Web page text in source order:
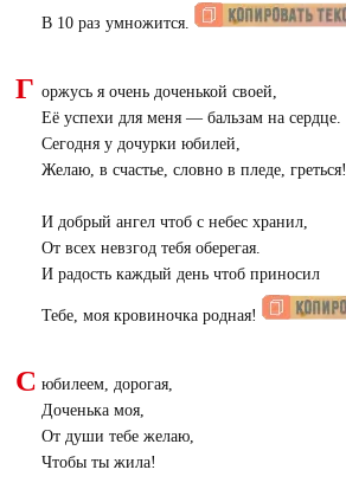
В 10 раз умножится.
Г оржусь я очень доченькой своей,
Её успехи для меня — бальзам на сердце.
Сегодня у дочурки юбилей,
Желаю, в счастье, словно в пледе, греться!
И добрый ангел чтоб с небес хранил,
От всех невзгод тебя оберегая.
И радость каждый день чтоб приносил
Тебе, моя кровиночка родная!
С юбилеем, дорогая,
Доченька моя,
От души тебе желаю,
Чтобы ты жила!